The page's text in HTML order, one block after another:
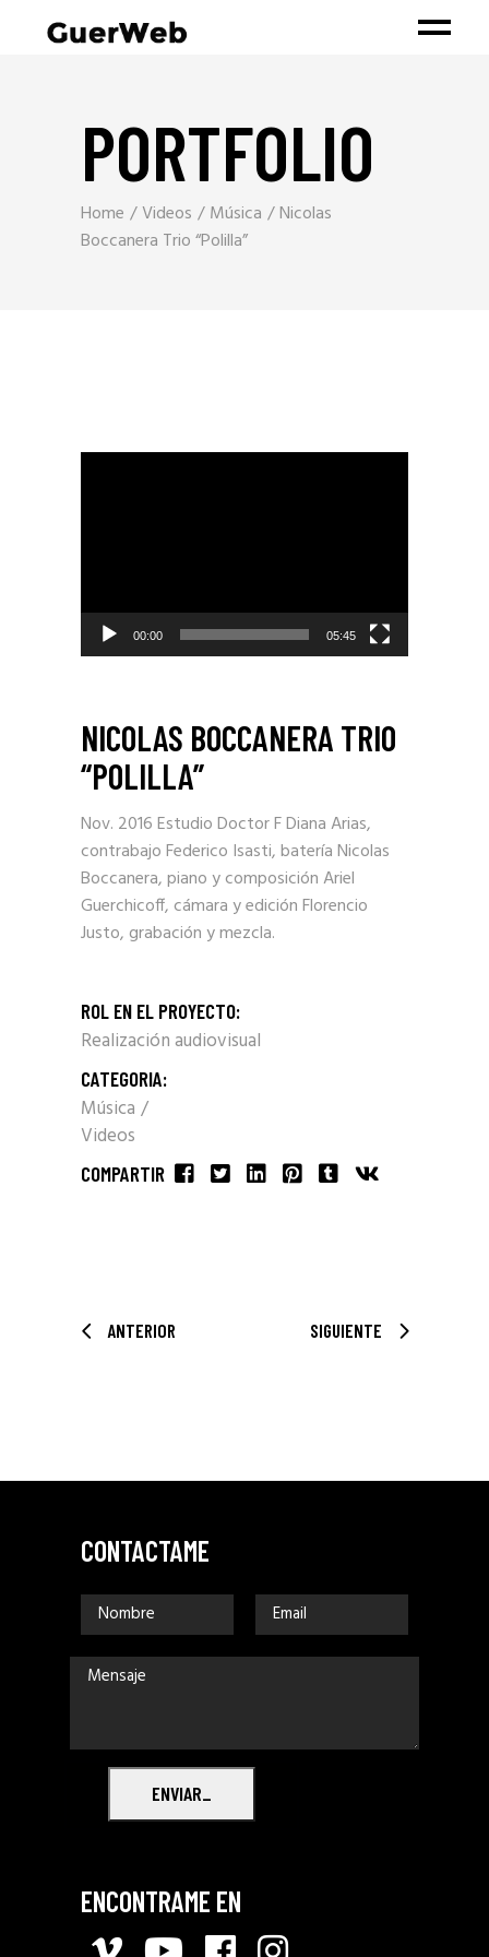
PORTFOLIO
Home Videos Música
Nicolas
Boccanera Trio “Polilla”
00:00 05:45
NICOLAS BOCCANERA TRIO
“POLILLA”
Nov. 2016 Estudio Doctor F Diana Arias,
contrabajo Federico Isasti, batería Nicolas
Boccanera, piano y composición Ariel
Guerchicoff, cámara y edición Florencio
Justo, grabación y mezcla.
ROL EN EL PROYECTO:
Realización audiovisual
CATEGORIA:
Música
Videos
COMPARTIR
ANTERIOR SIGUIENTE
CONTACTAME
ENVIAR_
ENCONTRAME EN